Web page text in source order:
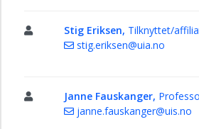
utdanningsledelse
Ph.d.-
Stig Eriksen, Tilknyttet/
stig.eriksen@uia.no
Janne Fauskanger,
janne.fauskanger@uis.no